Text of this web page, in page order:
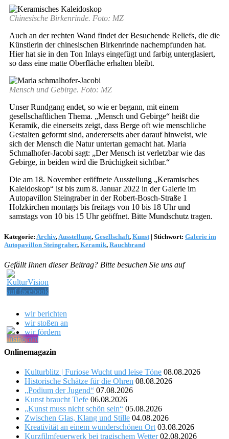
Chinesische Birkenrinde. Foto: MZ
Auch an der rechten Wand findet der Besuchende Reliefs, die die
Künstlerin der chinesischen Birkenrinde nachempfunden hat.
Hier hat sie in den Ton Inlays eingefügt und farbig unterglasiert,
so dass eine matte Oberfläche erhalten bleibt.
Mensch und Gebirge. Foto: MZ
Unser Rundgang endet, so wie er begann, mit einem
gesellschaftlichen Thema. „Mensch und Gebirge“ heißt die
Keramik, die einerseits zeigt, dass Berge oft wie menschliche
Gestalten geformt sind, andererseits aber darauf hinweist, wie
sich der Mensch die Natur untertan gemacht hat. Maria
Schmalhofer-Jacobi sagt: „Der Mensch ist verletzbar wie das
Gebirge, in beiden wird die Brüchigkeit sichtbar.“
Die am 18. November eröffnete Ausstellung „Keramisches
Kaleidoskop“ ist bis zum 8. Januar 2022 in der Galerie im
Autopavillon Steingraber in der Robert-Bosch-Straße 1
Holzkirchen montags bis freitags von 10 bis 18 Uhr und
samstags von 10 bis 15 Uhr geöffnet. Bitte Mundschutz tragen.
Kategorie: Archiv, Ausstellung, Gesellschaft, Kunst | Stichwort: Galerie im
Autopavillon Steingraber, Keramik, Rauchbrand
Gefällt Ihnen dieser Beitrag? Bitte besuchen Sie uns auf
wir berichten
wir stoßen an
wir fördern
Onlinemagazin
Kulturblitz | Furiose Wucht und leise Töne 08.08.2026
Historische Schätze für die Ohren 08.08.2026
„Podium der Jugend“ 07.08.2026
Kunst braucht Tiefe 06.08.2026
„Kunst muss nicht schön sein“ 05.08.2026
Zwischen Glas, Klang und Stille 04.08.2026
Kreativität an einem wunderschönen Ort 03.08.2026
Kurzfilmfeuerwerk bei tragischem Wetter 02.08.2026